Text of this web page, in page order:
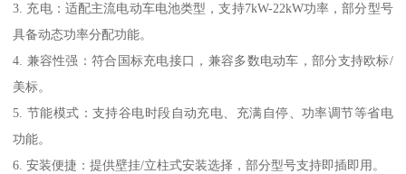
3. 充电：适配主流电动车电池类型，支持7kW-22kW功率，部分型号
具备动态功率分配功能。
4. 兼容性强：符合国标充电接口，兼容多数电动车，部分支持欧标/
美标。
5. 节能模式：支持谷电时段自动充电、充满自停、功率调节等省电
功能。
6. 安装便捷：提供壁挂/立柱式安装选择，部分型号支持即插即用。